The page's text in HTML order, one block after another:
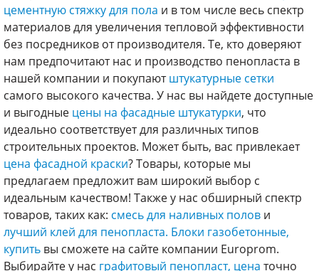
цементную стяжку для пола и в том числе весь спектр
материалов для увеличения тепловой эффективности
без посредников от производителя. Те, кто доверяют
нам предпочитают нас и производство пенопласта в
нашей компании и покупаютштукатурные сетки
самого высокого качества. У нас вы найдете доступные
и выгодные цены на фасадные штукатурки, что
идеально соответствует для различных типов
строительных проектов. Может быть, вас привлекает
цена фасадной краски? Товары, которые мы
предлагаем предложит вам широкий выбор с
идеальным качеством! Также у нас обширный спектр
товаров, таких как: смесь для наливных полов и
лучший клей для пенопласта. Блоки газобетонные,
купить вы сможете на сайте компании Europrom.
Выбирайте у нас графитовый пенопласт, цена точно